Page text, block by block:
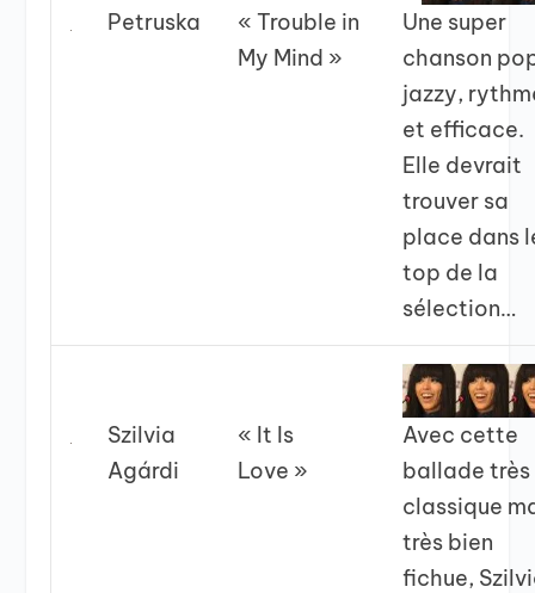
Petruska
« Trouble in
My Mind »
Une super
chanson
jazzy,
et efficace.
Elle devrait
trouver sa
place dans
top de la
sélection…
Szilvia
Agárdi
« It Is
Love »
Avec cette
ballade très
classique
très bien
fichue,